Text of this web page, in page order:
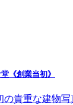
《創業当初》
の貴重な建物写